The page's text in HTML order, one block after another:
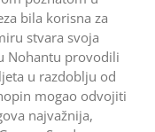
bila korisna za
stvara svoja
Nohantu provodili
u razdoblju od
mogao odvojiti
najvažnija,